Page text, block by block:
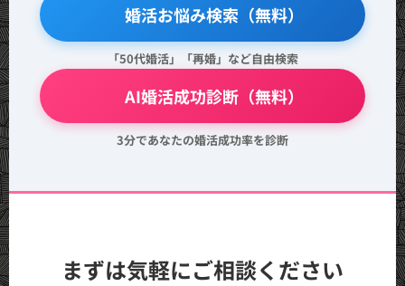
🔍 婚活お悩み検索（無料）
「50代婚活」「再婚」など自由検索
💖 AI婚活成功診断（無料）
3分であなたの婚活成功率を診断
まずは気軽にご相談ください